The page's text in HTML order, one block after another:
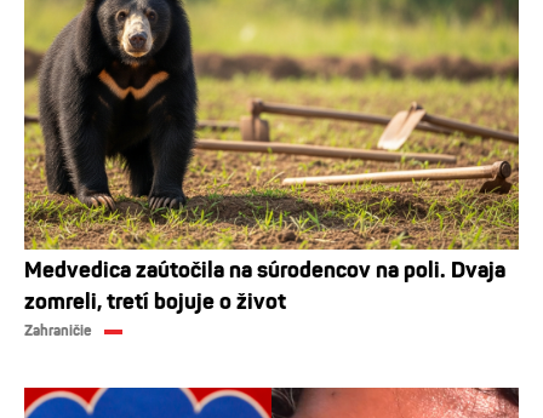
Medvedica zaútočila na súrodencov na poli. Dvaja
zomreli, tretí bojuje o život
Zahraničie